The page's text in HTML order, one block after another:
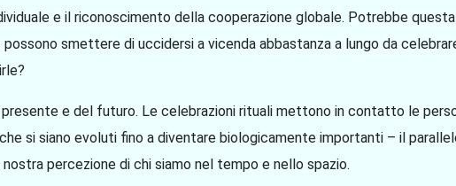
e il riconoscimento della cooperazione globale. Potrebbe
smettere di uccidersi a vicenda abbastanza a lungo da
e del futuro. Le celebrazioni rituali mettono in contatto le
si siano evoluti fino a diventare biologicamente importanti – il
percezione di chi siamo nel tempo e nello spazio.